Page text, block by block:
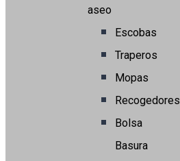
aseo
Escobas
Traperos
Mopas
Recogedores
Bolsa
Basura